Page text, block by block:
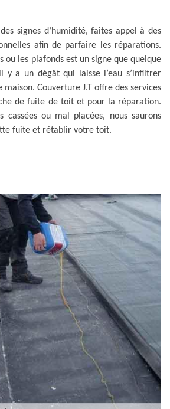
signes d’humidité, faites appel à des
afin de parfaire les réparations.
ou les plafonds est un signe que quelque
y a un dégât qui laisse l’eau s’infiltrer
Couverture J.T offre des services
de fuite de toit et pour la réparation.
cassées ou mal placées, nous saurons
fuite et rétablir votre toit.